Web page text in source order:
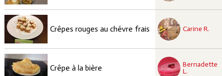
Crêpes rouges au chévre frais Carine R.
recette à tester
Crêpe à la bière
Bernadette
L.
recette à tester